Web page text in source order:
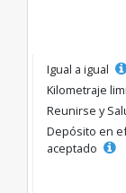
Igual a igual
Kilometraje
Reunirse y
Depósito en
aceptado